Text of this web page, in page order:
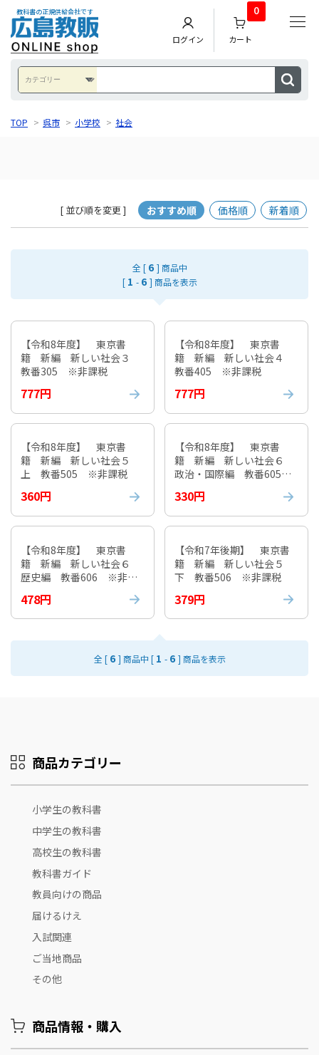
教科書の正規供給会社です
ログイン カート
0
TOP > 呉市 > 小学校 > 社会
[ 並び順を変更 ] おすすめ順 価格順 新着順
全 [ 6 ] 商品中
[ 1 - 6 ] 商品を表示
【令和8年度】 東京書
籍 新編 新しい社会３
教番305 ※非課税
777円
【令和8年度】 東京書
籍 新編 新しい社会４
教番405 ※非課税
777円
【令和8年度】 東京書
籍 新編 新しい社会５
上 教番505 ※非課税
360円
【令和8年度】 東京書
籍 新編 新しい社会６
政治・国際編 教番605
330円
【令和8年度】 東京書
籍 新編 新しい社会６
歴史編 教番606 ※非課
478円
【令和7年後期】 東京書
籍 新編 新しい社会５
下 教番506 ※非課税
379円
全 [ 6 ] 商品中 [ 1 - 6 ] 商品を表示
商品カテゴリー
小学生の教科書
中学生の教科書
高校生の教科書
教科書ガイド
教員向けの商品
届けるけえ
入試関連
ご当地商品
その他
商品情報・購入